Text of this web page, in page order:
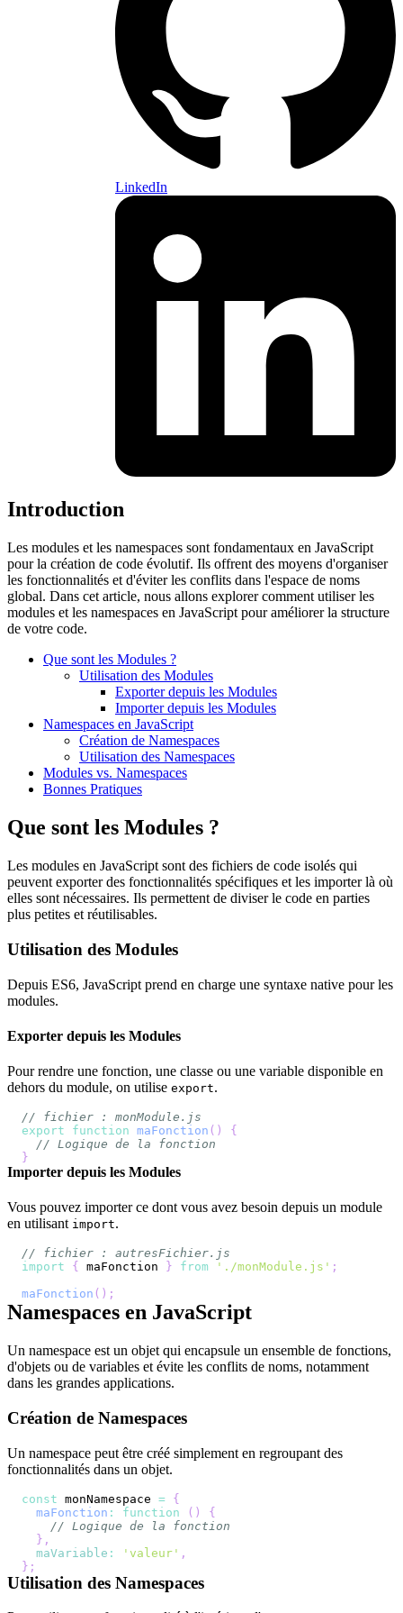
LinkedIn
Introduction
Les modules et les namespaces sont fondamentaux en JavaScript
pour la création de code évolutif. Ils offrent des moyens d'organiser
les fonctionnalités et d'éviter les conflits dans l'espace de noms
global. Dans cet article, nous allons explorer comment utiliser les
modules et les namespaces en JavaScript pour améliorer la structure
de votre code.
Que sont les Modules ?
Utilisation des Modules
Exporter depuis les Modules
Importer depuis les Modules
Namespaces en JavaScript
Création de Namespaces
Utilisation des Namespaces
Modules vs. Namespaces
Bonnes Pratiques
Que sont les Modules ?
Les modules en JavaScript sont des fichiers de code isolés qui
peuvent exporter des fonctionnalités spécifiques et les importer là où
elles sont nécessaires. Ils permettent de diviser le code en parties
plus petites et réutilisables.
Utilisation des Modules
Depuis ES6, JavaScript prend en charge une syntaxe native pour les
modules.
Exporter depuis les Modules
Pour rendre une fonction, une classe ou une variable disponible en
dehors du module, on utilise export.
// fichier : monModule.js
export
function maFonction ( )
{
// Logique de la fonction
}
Importer depuis les Modules
Vous pouvez importer ce dont vous avez besoin depuis un module
en utilisant import.
// fichier : autresFichier.js
import
{ maFonction } from './monModule.js' ;
maFonction ( ) ;
Namespaces en JavaScript
Un namespace est un objet qui encapsule un ensemble de fonctions,
d'objets ou de variables et évite les conflits de noms, notamment
dans les grandes applications.
Création de Namespaces
Un namespace peut être créé simplement en regroupant des
fonctionnalités dans un objet.
const monNamespace = {
maFonction : function ( )
{
// Logique de la fonction
} ,
maVariable : 'valeur' ,
} ;
Utilisation des Namespaces